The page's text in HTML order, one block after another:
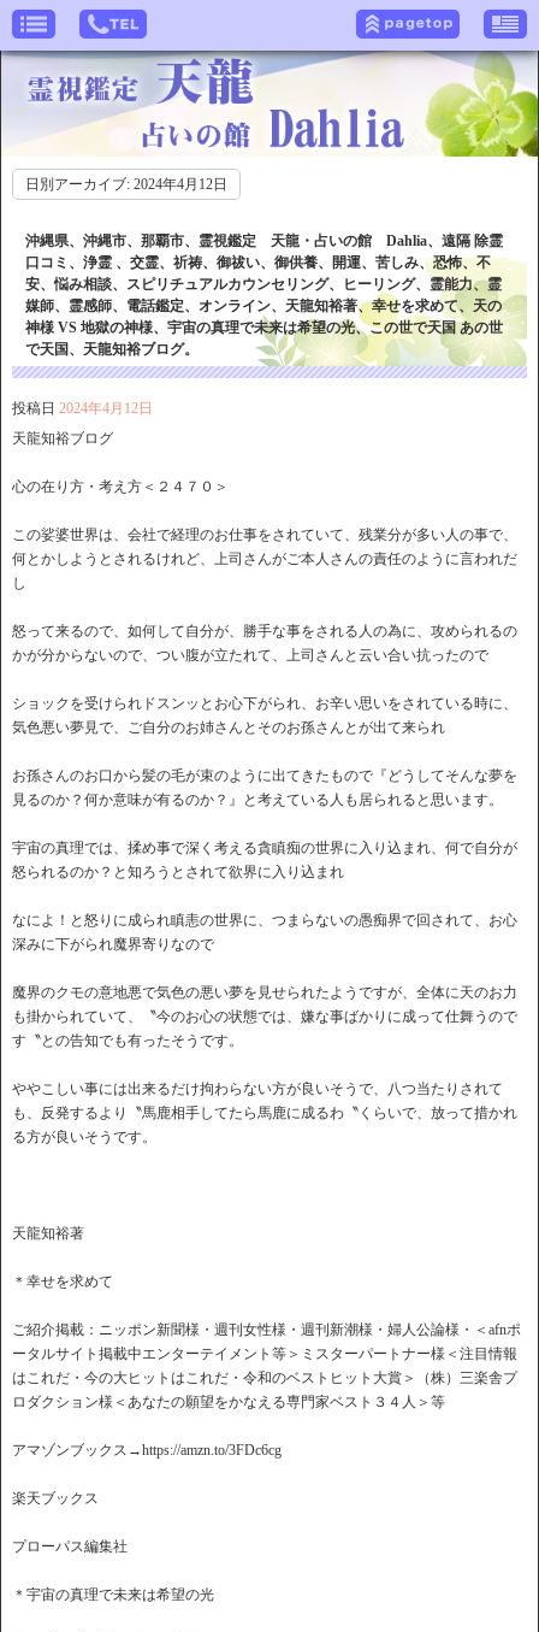
日別アーカイブ: 2024年4月12日
沖縄県、沖縄市、那覇市、霊視鑑定 天龍・占いの館 Dahlia、遠隔 除霊
口コミ、浄霊 、交霊、祈祷、御祓い、御供養、開運、苦しみ、恐怖、不
安、悩み相談、スピリチュアルカウンセリング、ヒーリング、霊能力、霊
媒師、霊感師、電話鑑定、オンライン、天龍知裕著、幸せを求めて、天の
神様 VS 地獄の神様、宇宙の真理で未来は希望の光、この世で天国 あの世
で天国、天龍知裕ブログ。
投稿日 2024年4月12日
天龍知裕ブログ
心の在り方・考え方＜２４７０＞
この娑婆世界は、会社で経理のお仕事をされていて、残業分が多い人の事で、
何とかしようとされるけれど、上司さんがご本人さんの責任のように言われだ
し
怒って来るので、如何して自分が、勝手な事をされる人の為に、攻められるの
かが分からないので、つい腹が立たれて、上司さんと云い合い抗ったので
ショックを受けられドスンッとお心下がられ、お辛い思いをされている時に、
気色悪い夢見で、ご自分のお姉さんとそのお孫さんとが出て来られ
お孫さんのお口から髪の毛が束のように出てきたもので『どうしてそんな夢を
見るのか？何か意味が有るのか？』と考えている人も居られると思います。
宇宙の真理では、揉め事で深く考える貪瞋痴の世界に入り込まれ、何で自分が
怒られるのか？と知ろうとされて欲界に入り込まれ
なによ！と怒りに成られ瞋恚の世界に、つまらないの愚痴界で回されて、お心
深みに下がられ魔界寄りなので
魔界のクモの意地悪で気色の悪い夢を見せられたようですが、全体に天のお力
も掛かられていて、〝今のお心の状態では、嫌な事ばかりに成って仕舞うので
す〝との告知でも有ったそうです。
ややこしい事には出来るだけ拘わらない方が良いそうで、八つ当たりされて
も、反発するより〝馬鹿相手してたら馬鹿に成るわ〝くらいで、放って措かれ
る方が良いそうです。
天龍知裕著
＊幸せを求めて
ご紹介掲載：ニッポン新聞様・週刊女性様・週刊新潮様・婦人公論様・＜afnポ
ータルサイト掲載中エンターテイメント等＞ミスターパートナー様＜注目情報
はこれだ・今の大ヒットはこれだ・令和のベストヒット大賞＞（株）三楽舎プ
ロダクション様＜あなたの願望をかなえる専門家ベスト３４人＞等
アマゾンブックス→https://amzn.to/3FDc6cg
楽天ブックス
プローパス編集社
＊宇宙の真理で未来は希望の光